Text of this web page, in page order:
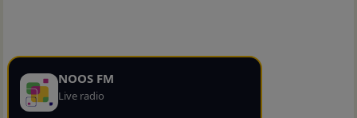
NOOS FM
Live radio